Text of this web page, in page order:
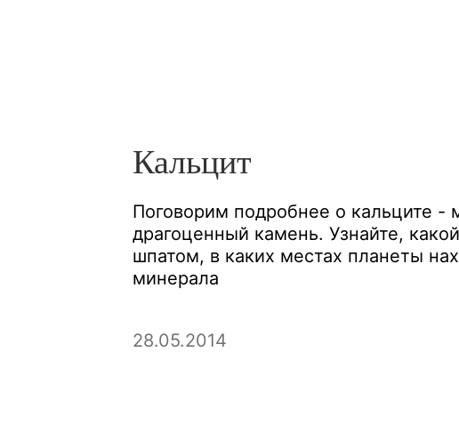
Кальцит
Поговорим подробнее о кальците
драгоценный камень. Узнайте,
шпатом, в каких местах планеты
минерала
28.05.2014